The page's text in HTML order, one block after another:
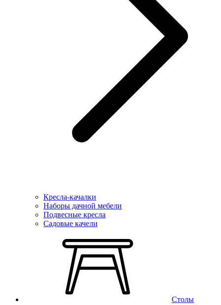
Кресла-качалки
Наборы дачной мебели
Подвесные кресла
Садовые качели
Столы